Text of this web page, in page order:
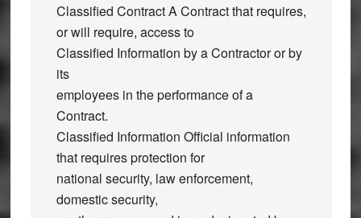
Classified Contract A Contract that requires,
or will require, access to
Classified Information by a Contractor or by
its
employees in the performance of a
Contract.
Classified Information Official information
that requires protection for
national security, law enforcement,
domestic security,